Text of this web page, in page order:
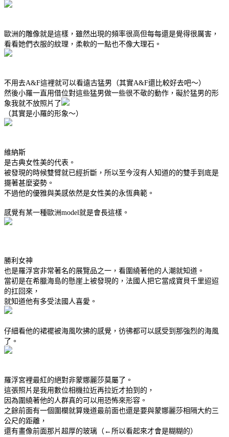
歐洲的雕像就是這樣，雖然出現的頻率很高但每每還是覺得很厲害，
看看她們衣服的紋理，柔軟的一點也不像大理石。
不用去A&F這裡就可以看遠古猛男（其實A&F還比較好去吧～）
然後小羅一直用借位對這些猛男做一些很不敬的動作，礙於猛男的形
象我就不放照片了
（其實是小羅的形象～）
維納斯
是古典女性美的代表。
被發現的時候雙臂就已經折斷，所以至今沒有人知道的的雙手到底是
擺著甚麼姿勢。
不過他的優雅與美感依然是女性美的永恆典範。
感覺有某一種歐洲model就是會長這樣。
勝利女神
也是羅浮宮非常著名的展覽品之一，看圍繞著他的人潮就知道。
當初是在希臘海島的懸崖上被發現的，法國人把它當成寶貝千里迢迢
的扛回來，
就知道他有多受法國人喜愛。
仔細看他的裙襬被海風吹拂的感覺，彷彿都可以感受到那強烈的海風
了。
羅浮宮裡最紅的絕對非蒙娜麗莎莫屬了。
這張照片是我用數位相機拉近再拉近才拍到的，
因為圍繞著他的人群真的可以用恐怖來形容。
之餘前面有一個圍欄就算幾道最前面也還是要與蒙娜麗莎相隔大約三
公尺的距離，
還有畫像前面那片超厚的玻璃（←所以看起來才會是糊糊的）